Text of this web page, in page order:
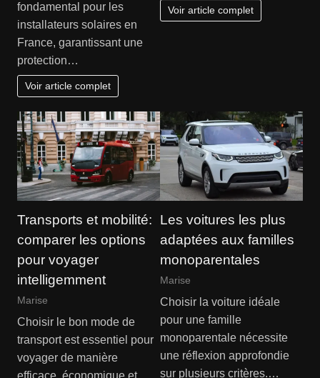
fondamental pour les
installateurs solaires en
France, garantissant une
protection…
Voir article complet
Voir article complet
Transports et mobilité:
comparer les options
pour voyager
intelligemment
Marise
Choisir le bon mode de
transport est essentiel pour
voyager de manière
efficace, économique et…
Les voitures les plus
adaptées aux familles
monoparentales
Marise
Choisir la voiture idéale
pour une famille
monoparentale nécessite
une réflexion approfondie
sur plusieurs critères.…